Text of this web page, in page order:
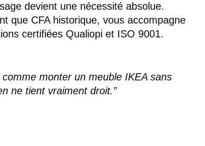
devient une nécessité absolue.
que CFA historique, vous accompagne
certifiées Qualiopi et ISO 9001.
monter un meuble IKEA sans
ne tient vraiment droit.”